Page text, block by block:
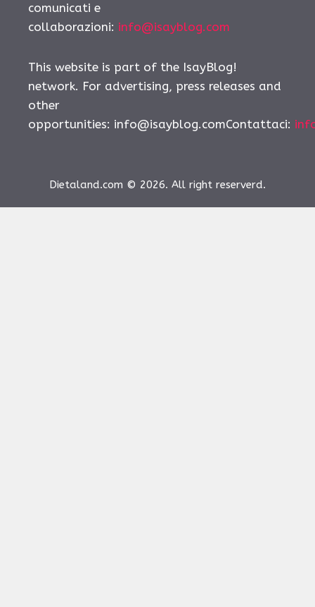
comunicati e
collaborazioni: info@isayblog.com
This website is part of the IsayBlog!
network. For advertising, press releases and
other
opportunities: info@isayblog.comContattaci:
Dietaland.com © 2026. All right reserverd.